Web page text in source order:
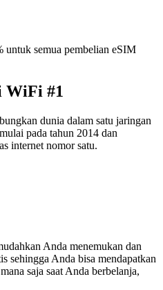
semua pembelian eSIM
WiFi #1
dunia dalam satu jaringan
pada tahun 2014 dan
internet nomor satu.
Anda menemukan dan
sehingga Anda bisa mendapatkan
saja saat Anda berbelanja,